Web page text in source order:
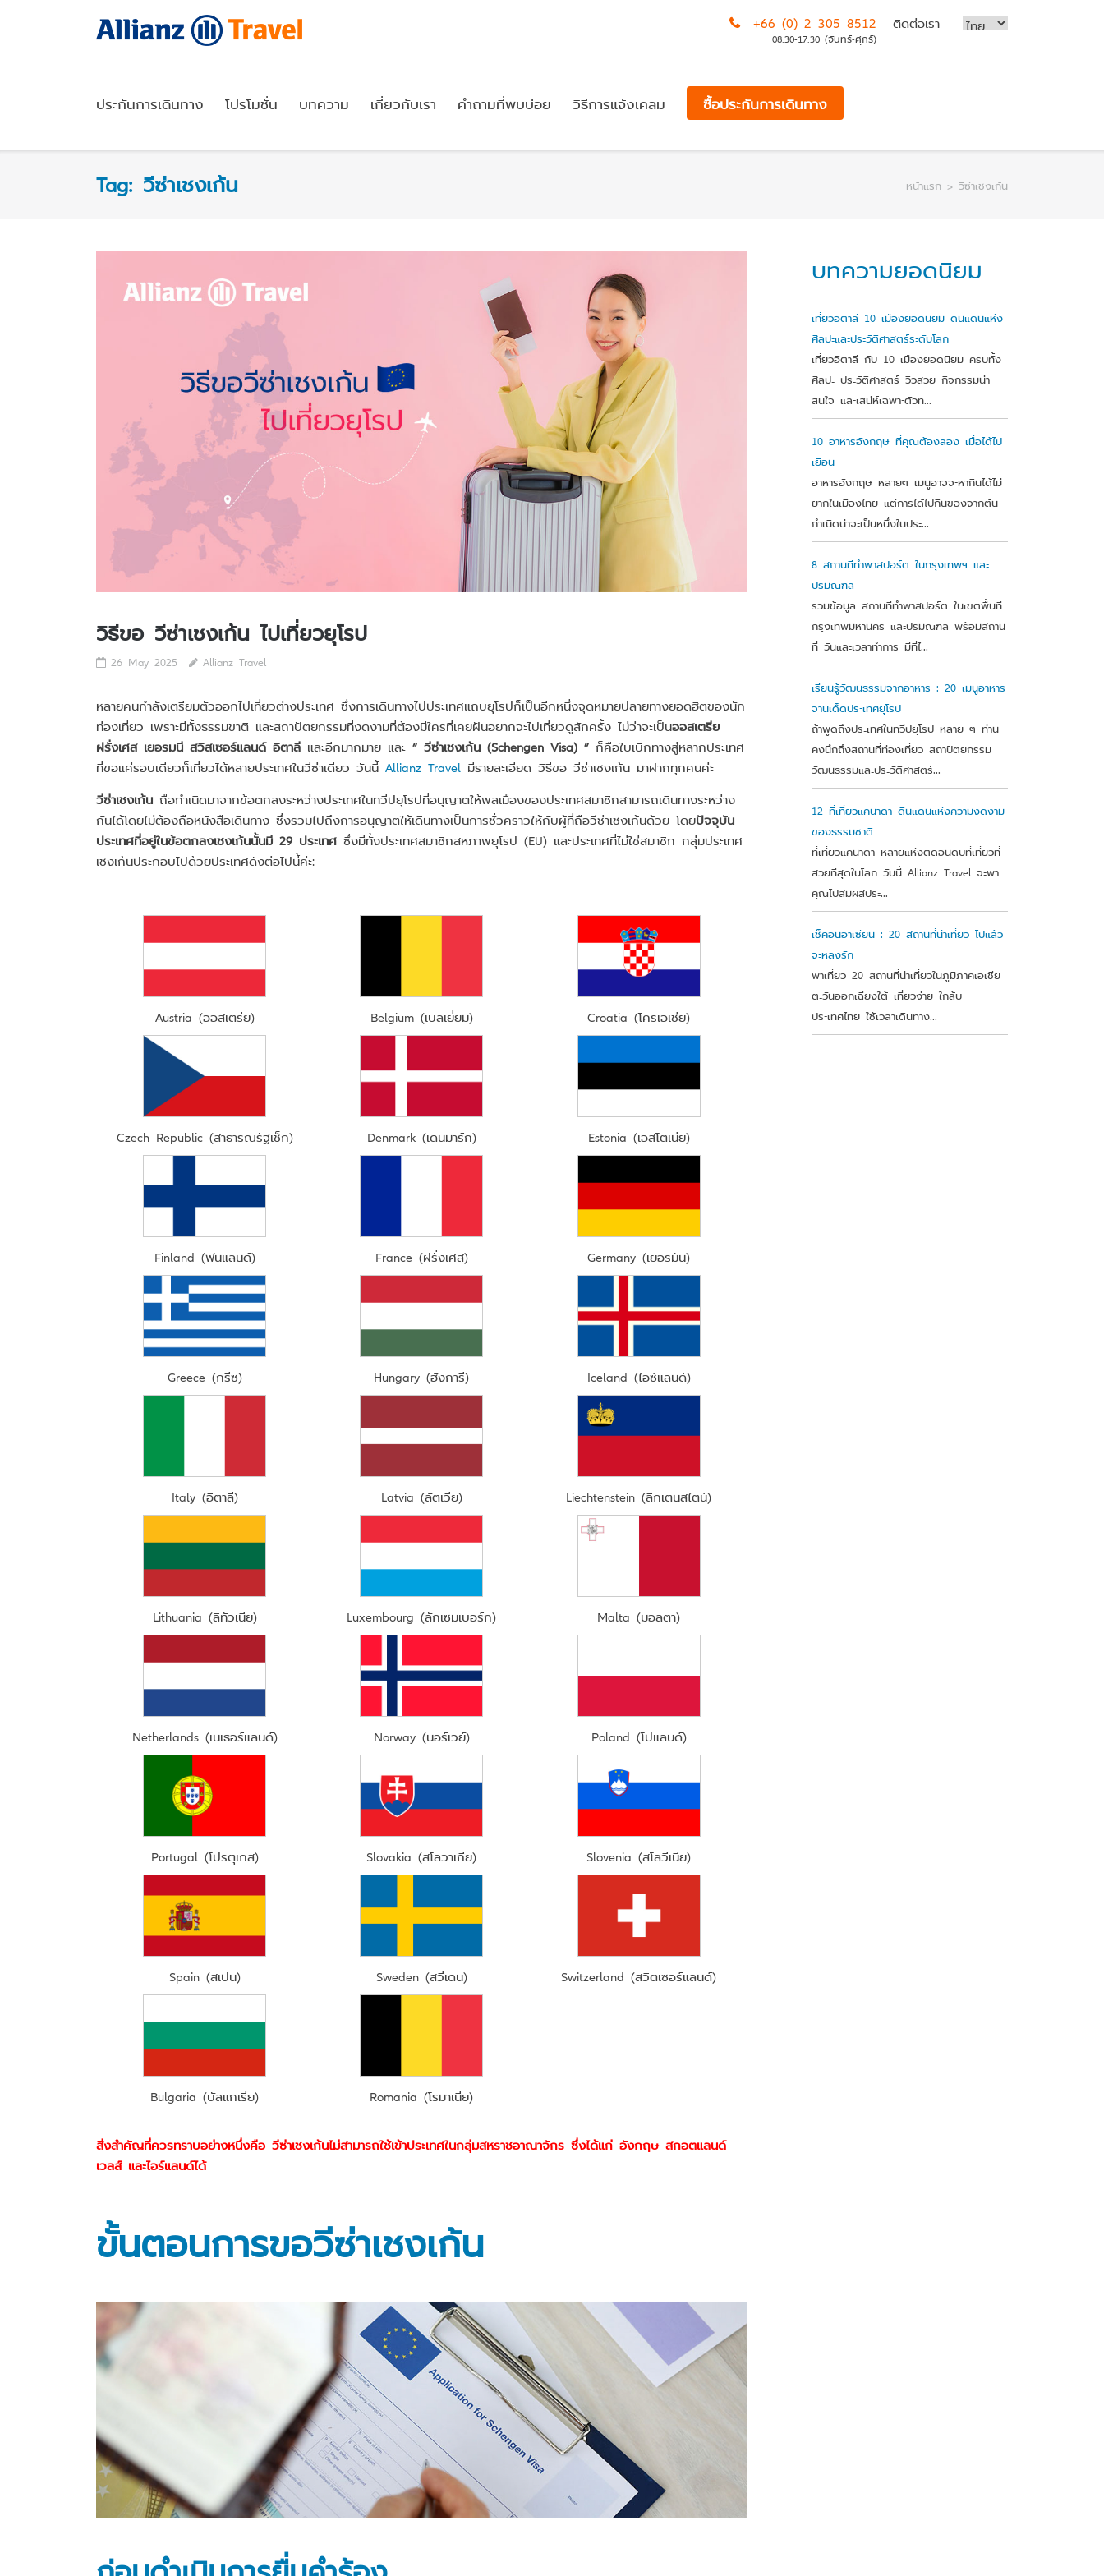
+66 (0) 2 305 8512
08.30-17.30 (จันทร์-ศุกร์)
ติดต่อเรา
ประกันการเดินทาง โปรโมชั่น บทความ เกี่ยวกับเรา คำถามที่พบบ่อย วิธีการแจ้งเคลม ซื้อประกันการเดินทาง
Tag: วีซ่าเชงเก้น หน้าแรก > วีซ่าเชงเก้น
วิธีขอ วีซ่าเชงเก้น ไปเที่ยวยุโรป
26 May 2025 Allianz Travel
หลายคนกำลังเตรียมตัวออกไปเที่ยวต่างประเทศ ซึ่งการเดินทางไปประเทศแถบยุโรปก็เป็นอีกหนึ่งจุดหมายปลายทางยอดฮิตของนัก
ท่องเที่ยว เพราะมีทั้งธรรมขาติ และสถาปัตยกรรมที่งดงามที่ต้องมีใครที่เคยฝันอยากจะไปเที่ยวดูสักครั้ง ไม่ว่าจะเป็นออสเตรีย
ฝรั่งเศส เยอรมนี สวิสเซอร์แลนด์ อิตาลี และอีกมากมาย และ “ วีซ่าเชงเก้น (Schengen Visa) ” ก็คือใบเบิกทางสู่หลากประเทศ
ที่ขอแค่รอบเดียวก็เที่ยวได้หลายประเทศในวีซ่าเดียว วันนี้ Allianz Travel มีรายละเอียด วิธีขอ วีซ่าเชงเก้น มาฝากทุกคนค่ะ
วีซ่าเชงเก้น ถือกำเนิดมาจากข้อตกลงระหว่างประเทศในทวีปยุโรปที่อนุญาตให้พลเมืองของประเทศสมาชิกสามารถเดินทางระหว่าง
กันได้โดยไม่ต้องถือหนังสือเดินทาง ซึ่งรวมไปถึงการอนุญาตให้เดินทางเป็นการชั่วคราวให้กับผู้ที่ถือวีซ่าเชงเก้นด้วย โดยปัจจุบัน
ประเทศที่อยู่ในข้อตกลงเชงเก้นนั้นมี 29 ประเทศ ซึ่งมีทั้งประเทศสมาชิกสหภาพยุโรป (EU) และประเทศที่ไม่ใช่สมาชิก กลุ่มประเทศ
เชงเก้นประกอบไปด้วยประเทศดังต่อไปนี้ค่ะ:
Austria (ออสเตรีย) Belgium (เบลเยี่ยม) Croatia (โครเอเชีย)
Czech Republic (สาธารณรัฐเช็ก) Denmark (เดนมาร์ก) Estonia (เอสโตเนีย)
Finland (ฟินแลนด์) France (ฝรั่งเศส) Germany (เยอรมัน)
Greece (กรีซ) Hungary (ฮังการี) Iceland (ไอซ์แลนด์)
Italy (อิตาลี) Latvia (ลัตเวีย) Liechtenstein (ลิกเตนสไตน์)
Lithuania (ลิทัวเนีย) Luxembourg (ลักเซมเบอร์ก) Malta (มอลตา)
Netherlands (เนเธอร์แลนด์) Norway (นอร์เวย์) Poland (โปแลนด์)
Portugal (โปรตุเกส) Slovakia (สโลวาเกีย) Slovenia (สโลวีเนีย)
Spain (สเปน) Sweden (สวีเดน) Switzerland (สวิตเซอร์แลนด์)
Bulgaria (บัลแกเรีย) Romania (โรมาเนีย)
สิ่งสำคัญที่ควรทราบอย่างหนึ่งคือ วีซ่าเชงเก้นไม่สามารถใช้เข้าประเทศในกลุ่มสหราชอาณาจักร ซึ่งได้แก่ อังกฤษ สกอตแลนด์
เวลส์ และไอร์แลนด์ได้
ขั้นตอนการขอวีซ่าเชงเก้น
ก่อนดำเนินการยื่นคำร้อง
บทความยอดนิยม
เที่ยวอิตาลี 10 เมืองยอดนิยม ดินแดนแห่ง
ศิลปะและประวัติศาสตร์ระดับโลก
เที่ยวอิตาลี กับ 10 เมืองยอดนิยม ครบทั้ง
ศิลปะ ประวัติศาสตร์ วิวสวย กิจกรรมน่า
สนใจ และเสน่ห์เฉพาะตัวท...
10 อาหารอังกฤษ ที่คุณต้องลอง เมื่อได้ไป
เยือน
อาหารอังกฤษ หลายๆ เมนูอาจจะหากินได้ไม่
ยากในเมืองไทย แต่การได้ไปกินของจากต้น
กำเนิดน่าจะเป็นหนึ่งในประ...
8 สถานที่ทำพาสปอร์ต ในกรุงเทพฯ และ
ปริมณฑล
รวมข้อมูล สถานที่ทำพาสปอร์ต ในเขตพื้นที่
กรุงเทพมหานคร และปริมณฑล พร้อมสถาน
ที่ วันและเวลาทำการ มีที่ไ...
เรียนรู้วัฒนธรรมจากอาหาร : 20 เมนูอาหาร
จานเด็ดประเทศยุโรป
ถ้าพูดถึงประเทศในทวีปยุโรป หลาย ๆ ท่าน
คงนึกถึงสถานที่ท่องเที่ยว สถาปัตยกรรม
วัฒนธรรมและประวัติศาสตร์...
12 ที่เที่ยวแคนาดา ดินแดนแห่งความงดงาม
ของธรรมชาติ
ที่เที่ยวแคนาดา หลายแห่งติดอันดับที่เที่ยวที่
สวยที่สุดในโลก วันนี้ Allianz Travel จะพา
คุณไปสัมผัสประ...
เช็คอินอาเซียน : 20 สถานที่น่าเที่ยว ไปแล้ว
จะหลงรัก
พาเที่ยว 20 สถานที่น่าเที่ยวในภูมิภาคเอเชีย
ตะวันออกเฉียงใต้ เที่ยวง่าย ใกล้บ
ประเทศไทย ใช้เวลาเดินทาง...